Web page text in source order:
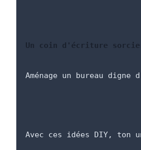
Un coin d'écriture
Aménage un bureau
Avec ces idées DIY, ton